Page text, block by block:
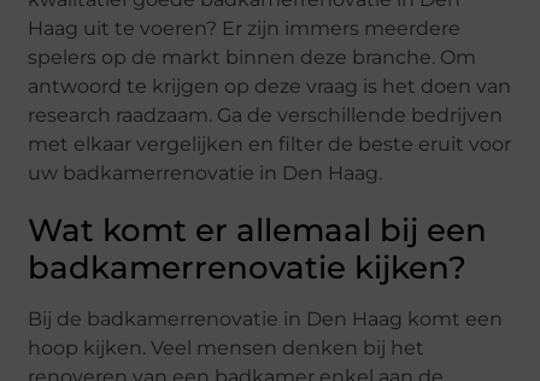
Haag uit te voeren? Er zijn immers meerdere
spelers op de markt binnen deze branche. Om
antwoord te krijgen op deze vraag is het doen van
research raadzaam. Ga de verschillende bedrijven
met elkaar vergelijken en filter de beste eruit voor
uw badkamerrenovatie in Den Haag.
Wat komt er allemaal bij een
badkamerrenovatie kijken?
Bij de badkamerrenovatie in Den Haag komt een
hoop kijken. Veel mensen denken bij het